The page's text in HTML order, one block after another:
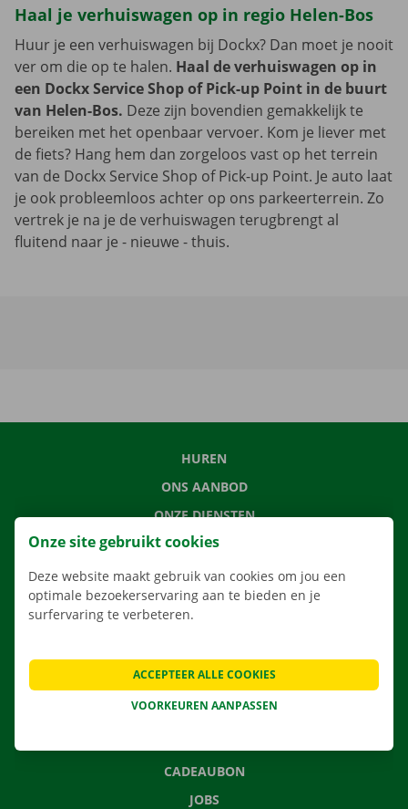
Haal je verhuiswagen op in regio Helen-Bos
Huur je een verhuiswagen bij Dockx? Dan moet je nooit
ver om die op te halen. Haal de verhuiswagen op in
een Dockx Service Shop of Pick-up Point in de buurt
van Helen-Bos. Deze zijn bovendien gemakkelijk te
bereiken met het openbaar vervoer. Kom je liever met
de fiets? Hang hem dan zorgeloos vast op het terrein
van de Dockx Service Shop of Pick-up Point. Je auto laat
je ook probleemloos achter op ons parkeerterrein. Zo
vertrek je na je de verhuiswagen terugbrengt al
fluitend naar je - nieuwe - thuis.
HUREN
ONS AANBOD
ONZE DIENSTEN
LOCATIES
APP
VERHUISOPLOSSINGEN
CONTACTEER ONS
VEELGESTELDE VRAGEN
CADEAUBON
JOBS
Onze site gebruikt cookies
Deze website maakt gebruik van cookies om jou een
optimale bezoekerservaring aan te bieden en je
surfervaring te verbeteren.
VOORKEUREN AANPASSEN
ACCEPTEER ALLE COOKIES